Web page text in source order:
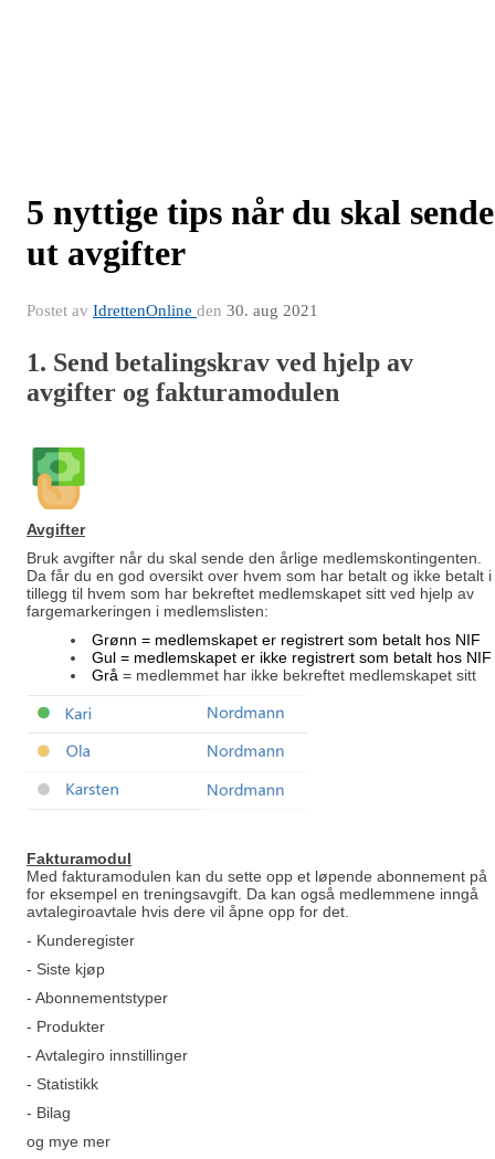
5 nyttige tips når du skal sende
ut avgifter
Postet av IdrettenOnline den 30. aug 2021
1. Send betalingskrav ved hjelp av
avgifter og fakturamodulen
Avgifter
Bruk avgifter når du skal sende den årlige medlemskontingenten.
Da får du en god oversikt over hvem som har betalt og ikke betalt i
tillegg til hvem som har bekreftet medlemskapet sitt ved hjelp av
fargemarkeringen i medlemslisten:
Grønn = medlemskapet er registrert som betalt hos NIF
Gul = medlemskapet er ikke registrert som betalt hos NIF
Grå = medlemmet har ikke bekreftet medlemskapet sitt
Fakturamodul
Med fakturamodulen kan du sette opp et løpende abonnement på
for eksempel en treningsavgift. Da kan også medlemmene inngå
avtalegiroavtale hvis dere vil åpne opp for det.
- Kunderegister
- Siste kjøp
- Abonnementstyper
- Produkter
- Avtalegiro innstillinger
- Statistikk
- Bilag
og mye mer